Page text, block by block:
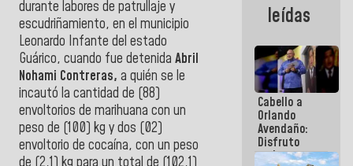
durante labores de patrullaje y
escudriñamiento, en el municipio
Leonardo Infante del estado
Guárico, cuando fue detenida Abril
Nohami Contreras, a quién se le
incautó la cantidad de (88)
envoltorios de marihuana con un
peso de (100) kg y dos (02)
envoltorio de cocaína, con un peso
terremotos
leídas
Cabello a
Orlando
Avendaño:
Disfruto
cada vez